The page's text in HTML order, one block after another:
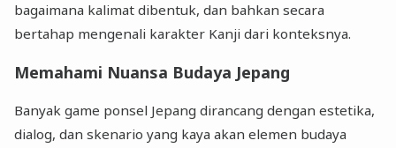
bagaimana kalimat dibentuk, dan bahkan secara
bertahap mengenali karakter Kanji dari konteksnya.
Memahami Nuansa Budaya Jepang
Banyak game ponsel Jepang dirancang dengan estetika,
dialog, dan skenario yang kaya akan elemen budaya